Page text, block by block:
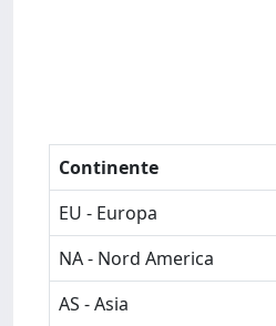
Continente
EU - Europa
NA - Nord America
AS - Asia